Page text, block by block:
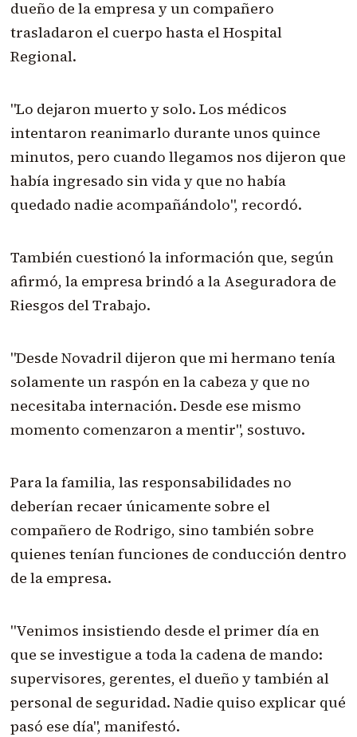
dueño de la empresa y un compañero
trasladaron el cuerpo hasta el Hospital
Regional.
"Lo dejaron muerto y solo. Los médicos
intentaron reanimarlo durante unos quince
minutos, pero cuando llegamos nos dijeron que
había ingresado sin vida y que no había
quedado nadie acompañándolo", recordó.
También cuestionó la información que, según
afirmó, la empresa brindó a la Aseguradora de
Riesgos del Trabajo.
"Desde Novadril dijeron que mi hermano tenía
solamente un raspón en la cabeza y que no
necesitaba internación. Desde ese mismo
momento comenzaron a mentir", sostuvo.
Para la familia, las responsabilidades no
deberían recaer únicamente sobre el
compañero de Rodrigo, sino también sobre
quienes tenían funciones de conducción dentro
de la empresa.
"Venimos insistiendo desde el primer día en
que se investigue a toda la cadena de mando:
supervisores, gerentes, el dueño y también al
personal de seguridad. Nadie quiso explicar qué
pasó ese día", manifestó.